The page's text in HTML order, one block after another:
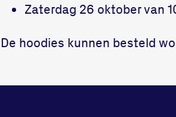
Zaterdag 26 oktober van
De hoodies kunnen besteld